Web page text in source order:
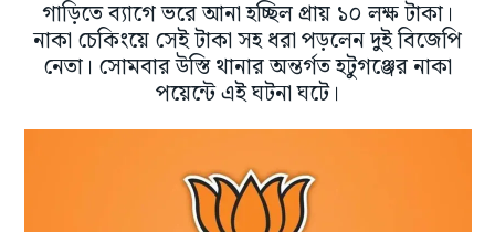
গাড়িতে ব্যাগে ভরে আনা হচ্ছিল প্রায় ১০ লক্ষ টাকা।
নাকা চেকিংয়ে সেই টাকা সহ ধরা পড়লেন দুই বিজেপি
নেতা। সোমবার উস্তি থানার অন্তর্গত হটুগঞ্জের নাকা
পয়েন্টে এই ঘটনা ঘটে।